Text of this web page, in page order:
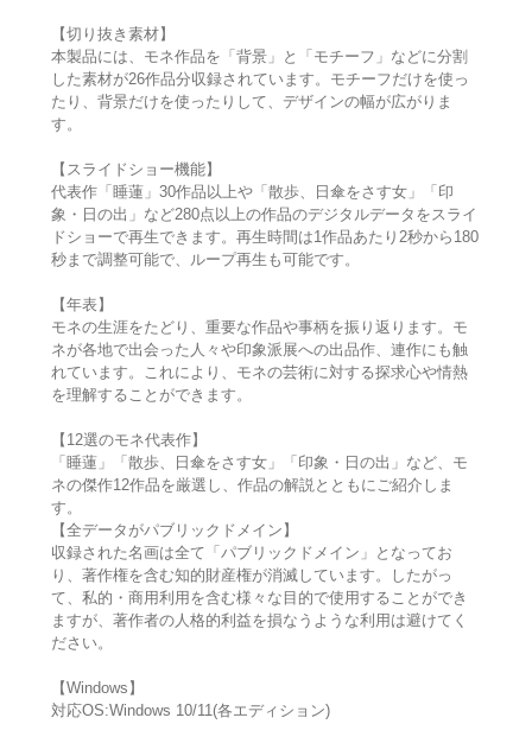
【切り抜き素材】
本製品には、モネ作品を「背景」と「モチーフ」などに分割
した素材が26作品分収録されています。モチーフだけを使っ
たり、背景だけを使ったりして、デザインの幅が広がりま
す。
【スライドショー機能】
代表作「睡蓮」30作品以上や「散歩、日傘をさす女」「印
象・日の出」など280点以上の作品のデジタルデータをスライ
ドショーで再生できます。再生時間は1作品あたり2秒から180
秒まで調整可能で、ループ再生も可能です。
【年表】
モネの生涯をたどり、重要な作品や事柄を振り返ります。モ
ネが各地で出会った人々や印象派展への出品作、連作にも触
れています。これにより、モネの芸術に対する探求心や情熱
を理解することができます。
【12選のモネ代表作】
「睡蓮」「散歩、日傘をさす女」「印象・日の出」など、モ
ネの傑作12作品を厳選し、作品の解説とともにご紹介しま
す。
【全データがパブリックドメイン】
収録された名画は全て「パブリックドメイン」となってお
り、著作権を含む知的財産権が消滅しています。したがっ
て、私的・商用利用を含む様々な目的で使用することができ
ますが、著作者の人格的利益を損なうような利用は避けてく
ださい。
【Windows】
対応OS:Windows 10/11(各エディション)